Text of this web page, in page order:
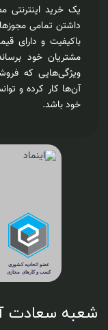
یک خرید اینترنتی
داشتن تمامی
باکیفیت و دارای
مشتریان خود
ویژگی‌هایی که
آن‌ها کار کرده و
خود باشد.
شعبه سعادت